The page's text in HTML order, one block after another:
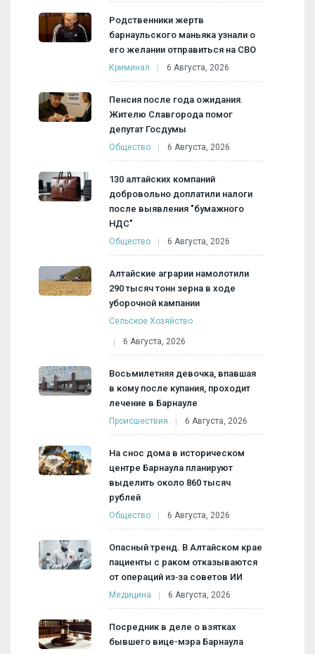
Родственники жертв
барнаульского маньяка узнали о
его желании отправиться на СВО
Криминал 6 Августа, 2026
Пенсия после года ожидания.
Жителю Славгорода помог
депутат Госдумы
Общество 6 Августа, 2026
130 алтайских компаний
добровольно доплатили налоги
после выявления "бумажного
НДС"
Общество 6 Августа, 2026
Алтайские аграрии намолотили
290 тысяч тонн зерна в ходе
уборочной кампании
Сельское Хозяйство
6 Августа, 2026
Восьмилетняя девочка, впавшая
в кому после купания, проходит
лечение в Барнауле
Происшествия 6 Августа, 2026
На снос дома в историческом
центре Барнаула планируют
выделить около 860 тысяч
рублей
Общество 6 Августа, 2026
Опасный тренд. В Алтайском крае
пациенты с раком отказываются
от операций из‑за советов ИИ
Медицина 6 Августа, 2026
Посредник в деле о взятках
бывшего вице-мэра Барнаула